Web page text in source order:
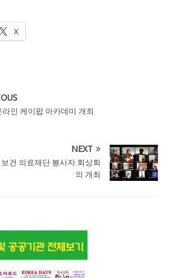
X
라인 케이팝 아카데미 개최
NEXT
건 의료재단 봉사자 회상회
의 개최